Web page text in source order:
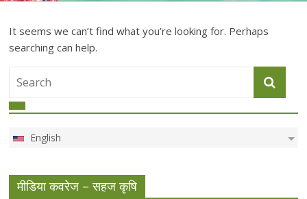
It seems we can’t find what you’re looking for. Perhaps
searching can help.
English
मीडिया कवरेज – सहज कृषि